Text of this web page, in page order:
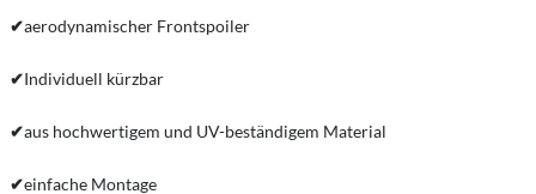
✔aerodynamischer Frontspoiler
✔Individuell kürzbar
✔aus hochwertigem und UV-beständigem Material
✔einfache Montage